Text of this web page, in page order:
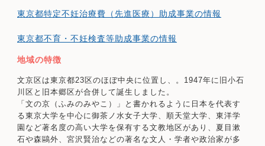
東京都特定不妊治療費（先進医療）助成事業の情報
東京都不育・不妊検査等助成事業の情報
地域の特徴
文京区は東京都23区のほぼ中央に位置し、。1947年に旧小石
川区と旧本郷区が合併して誕生しました。
「文の京（ふみのみやこ）」と書かれるように日本を代表す
る東京大学を中心に御茶ノ水女子大学、順天堂大学、東洋学
園など著名度の高い大学を保有する文教地区があり、夏目漱
石や森鷗外、宮沢賢治などの著名な文人・学者や政治家が多